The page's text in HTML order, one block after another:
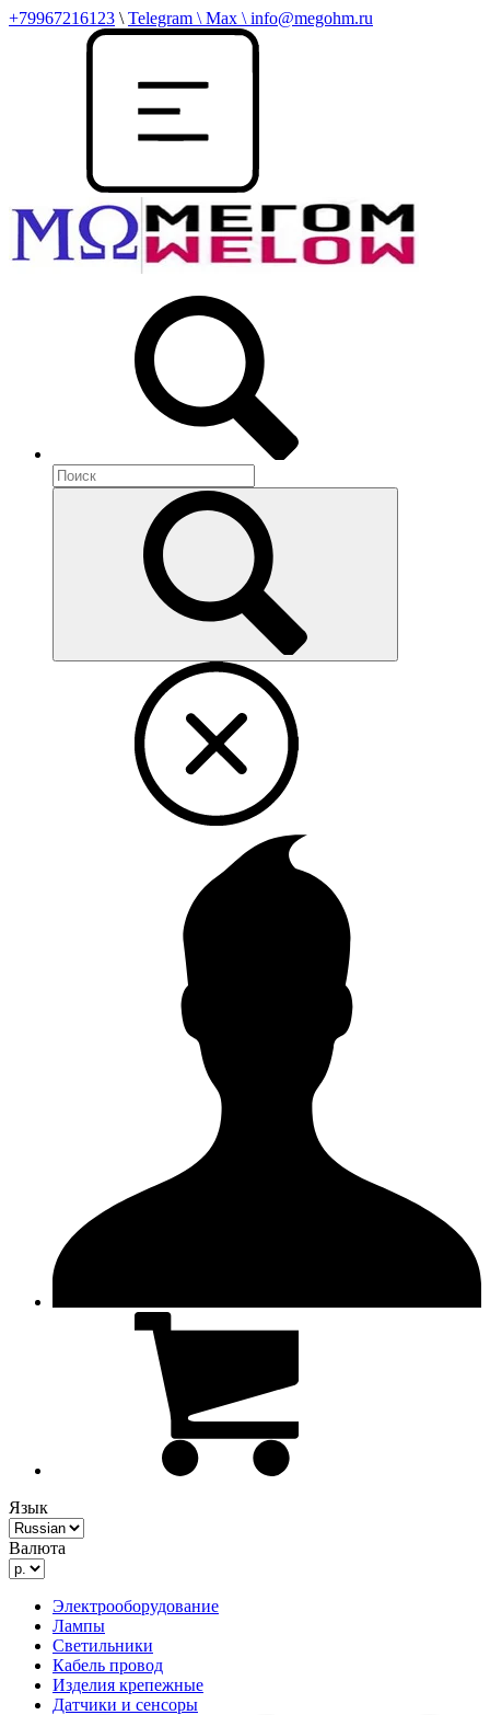
+79967216123 \ Telegram \ Max \ info@megohm.ru
Язык
Валюта
Электрооборудование
Лампы
Светильники
Кабель провод
Изделия крепежные
Датчики и сенсоры